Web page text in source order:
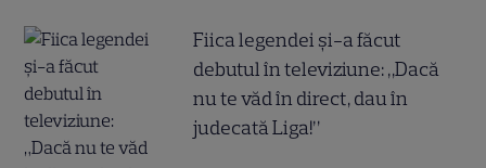
Fiica legendei și-a făcut
debutul în televiziune: „Dacă
nu te văd în direct, dau în
judecată Liga!”